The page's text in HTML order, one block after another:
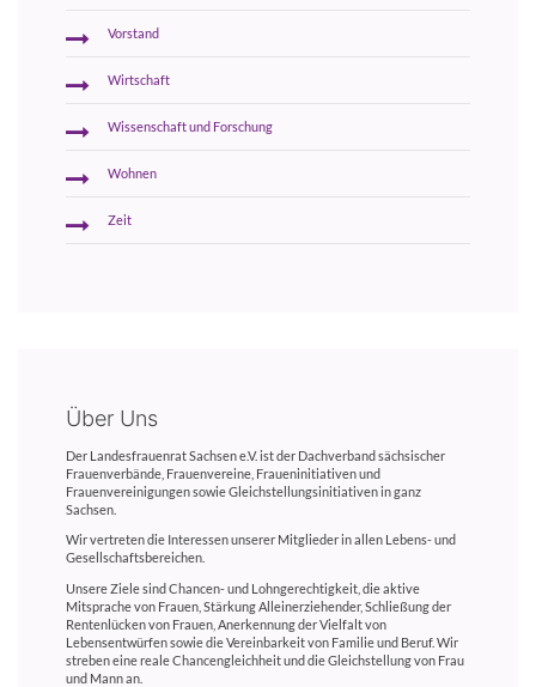
Vorstand
Wirtschaft
Wissenschaft und Forschung
Wohnen
Zeit
Über Uns
Der Landesfrauenrat Sachsen e.V. ist der Dachverband sächsischer
Frauenverbände, Frauenvereine, Fraueninitiativen und
Frauenvereinigungen sowie Gleichstellungsinitiativen in ganz
Sachsen.
Wir vertreten die Interessen unserer Mitglieder in allen Lebens- und
Gesellschaftsbereichen.
Unsere Ziele sind Chancen- und Lohngerechtigkeit, die aktive
Mitsprache von Frauen, Stärkung Alleinerziehender, Schließung der
Rentenlücken von Frauen, Anerkennung der Vielfalt von
Lebensentwürfen sowie die Vereinbarkeit von Familie und Beruf. Wir
streben eine reale Chancengleichheit und die Gleichstellung von Frau
und Mann an.